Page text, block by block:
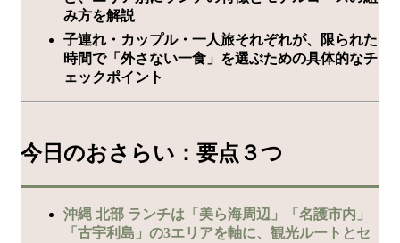
み方を解説
子連れ・カップル・一人旅それぞれが、限られた
時間で「外さない一食」を選ぶための具体的なチ
ェックポイント
今日のおさらい：要点３つ
沖縄 北部 ランチは「美ら海周辺」「名護市内」
「古宇利島」の3エリアを軸に、観光ルートとセ